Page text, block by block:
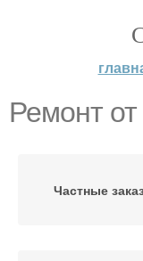
Ремонт
Частные